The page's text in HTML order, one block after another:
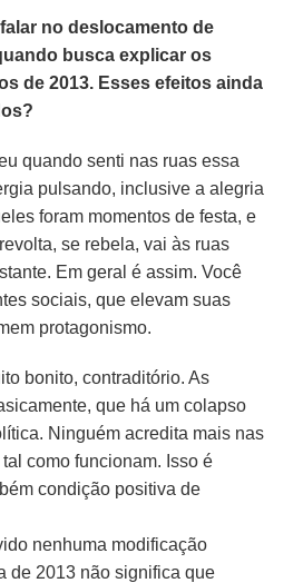
no deslocamento de
busca explicar os
de 2013. Esses efeitos ainda
quando senti nas ruas essa
pulsando, inclusive a alegria
foram momentos de festa, e
se rebela, vai às ruas
Em geral é assim. Você
sociais, que elevam suas
protagonismo.
bonito, contraditório. As
que há um colapso
Ninguém acredita mais nas
como funcionam. Isso é
condição positiva de
nenhuma modificação
de 2013 não significa que